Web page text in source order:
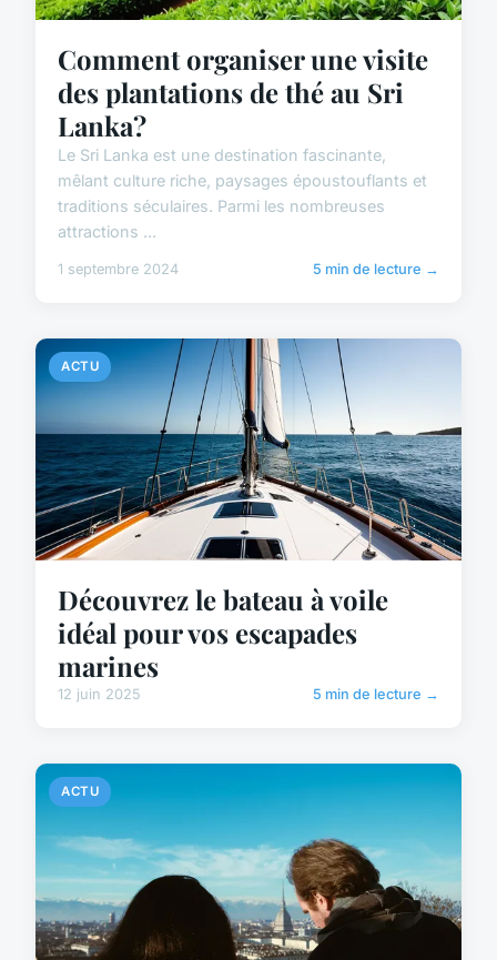
Comment organiser une visite
des plantations de thé au Sri
Lanka?
Le Sri Lanka est une destination fascinante,
mêlant culture riche, paysages époustouflants et
traditions séculaires. Parmi les nombreuses
attractions ...
1 septembre 2024 5 min de lecture →
ACTU
Découvrez le bateau à voile
idéal pour vos escapades
marines
12 juin 2025 5 min de lecture →
ACTU